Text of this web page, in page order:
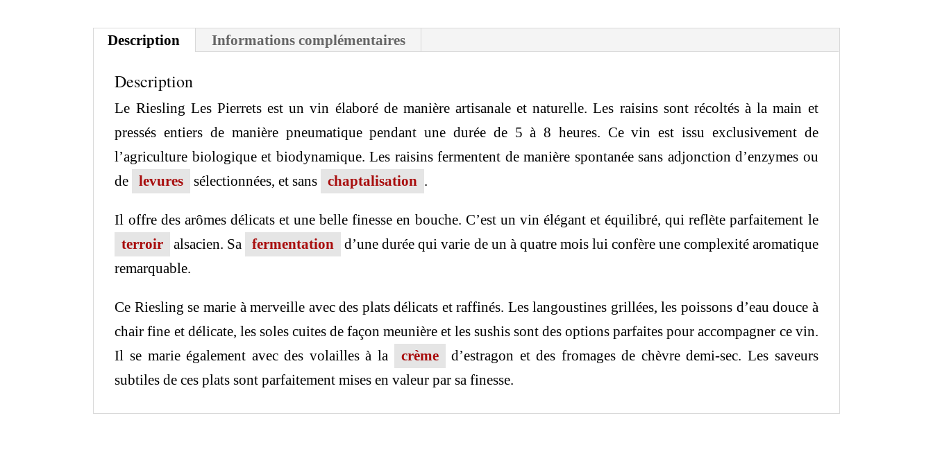
Description Informations complémentaires
Description
Le Riesling Les Pierrets est un vin élaboré de manière artisanale et naturelle. Les raisins sont récoltés à la main et
pressés entiers de manière pneumatique pendant une durée de 5 à 8 heures. Ce vin est issu exclusivement de
l’agriculture biologique et biodynamique. Les raisins fermentent de manière spontanée sans adjonction d’enzymes ou
de
levures sélectionnées, et sans chaptalisation .
Il offre des arômes délicats et une belle finesse en bouche. C’est un vin élégant et équilibré, qui reflète parfaitement le
terroir
alsacien. Sa fermentation
d’une durée qui varie de un à quatre mois lui confère une complexité aromatique
remarquable.
Ce Riesling se marie à merveille avec des plats délicats et raffinés. Les langoustines grillées, les poissons d’eau douce à
chair fine et délicate, les soles cuites de façon meunière et les sushis sont des options parfaites pour accompagner ce vin.
Il se marie également avec des volailles à la
crème
d’estragon et des fromages de chèvre demi-sec. Les saveurs
subtiles de ces plats sont parfaitement mises en valeur par sa finesse.